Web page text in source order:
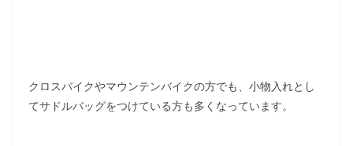
クロスバイクやマウンテンバイクの方でも、小物入れとし
てサドルバッグをつけている方も多くなっています。